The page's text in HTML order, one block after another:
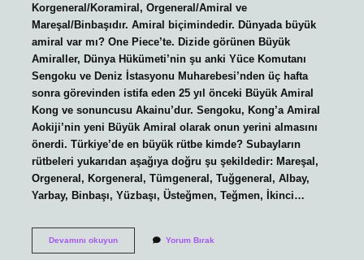
Korgeneral/Koramiral, Orgeneral/Amiral ve
Mareşal/Binbaşıdır. Amiral biçimindedir. Dünyada büyük
amiral var mı? One Piece’te. Dizide görünen Büyük
Amiraller, Dünya Hükümeti’nin şu anki Yüce Komutanı
Sengoku ve Deniz İstasyonu Muharebesi’nden üç hafta
sonra görevinden istifa eden 25 yıl önceki Büyük Amiral
Kong ve sonuncusu Akainu’dur. Sengoku, Kong’a Amiral
Aokiji’nin yeni Büyük Amiral olarak onun yerini almasını
önerdi. Türkiye’de en büyük rütbe kimde? Subayların
rütbeleri yukarıdan aşağıya doğru şu şekildedir: Mareşal,
Orgeneral, Korgeneral, Tümgeneral, Tuğgeneral, Albay,
Yarbay, Binbaşı, Yüzbaşı, Üsteğmen, Teğmen, İkinci…
Devamını okuyunTürkiyede
Yorum Bırak